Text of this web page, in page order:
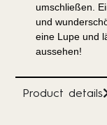
umschließen.
und
eine Lupe und
aussehen!
Product details